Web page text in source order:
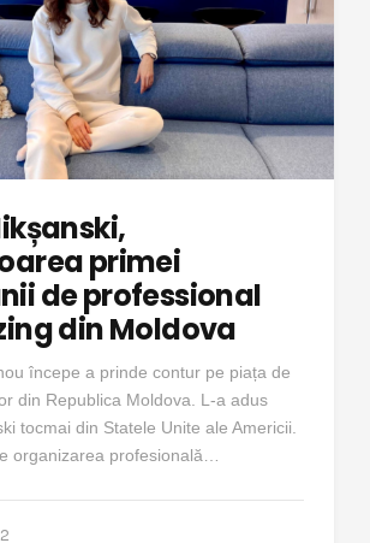
primei
de professional
din Moldova
începe a prinde contur pe piața de
din Republica Moldova. L-a adus
tocmai din Statele Unite ale Americii.
organizarea profesională…